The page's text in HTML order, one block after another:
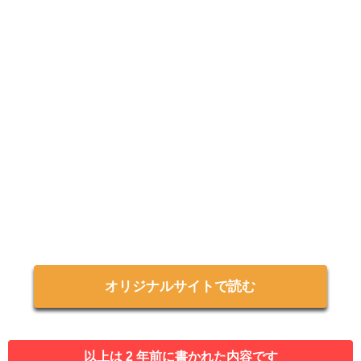
オリジナルサイトで読む
以上は 2 年前に書かれた内容です